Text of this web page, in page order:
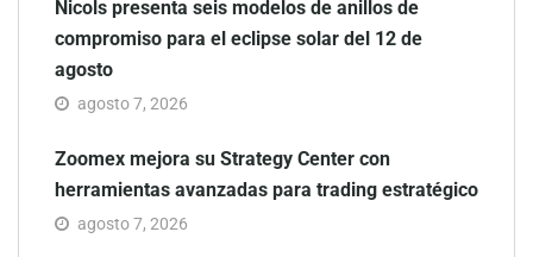
Nicols presenta seis modelos de anillos de
compromiso para el eclipse solar del 12 de
agosto
agosto 7, 2026
Zoomex mejora su Strategy Center con
herramientas avanzadas para trading estratégico
agosto 7, 2026